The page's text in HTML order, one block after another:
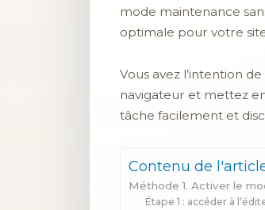
mode maintenance
optimale pour votre
Vous avez l’intention
navigateur et mettez
tâche facilement et
Contenu de
Méthode 1. Activer le
Étape 1 : accéder à